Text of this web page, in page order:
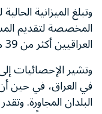
وتبلغ الميزانية
المخصصة لتقديم
العراقيين أكثر من 39 مليون دولار أمريكي.